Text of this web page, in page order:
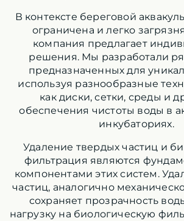
В контексте береговой
ограничена и легко
компания предлагает
решения. Мы разработали
предназначенных для
используя разнообразные
как диски, сетки, среды и
обеспечения чистоты воды в
инкубаториях.
Удаление твердых частиц и
фильтрация являются
компонентами этих систем.
частиц, аналогично
сохраняет прозрачность
нагрузку на биологическую